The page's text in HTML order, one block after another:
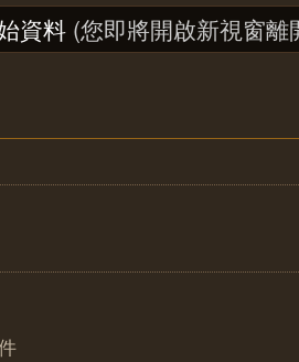
資料 (您即將開啟新視窗離